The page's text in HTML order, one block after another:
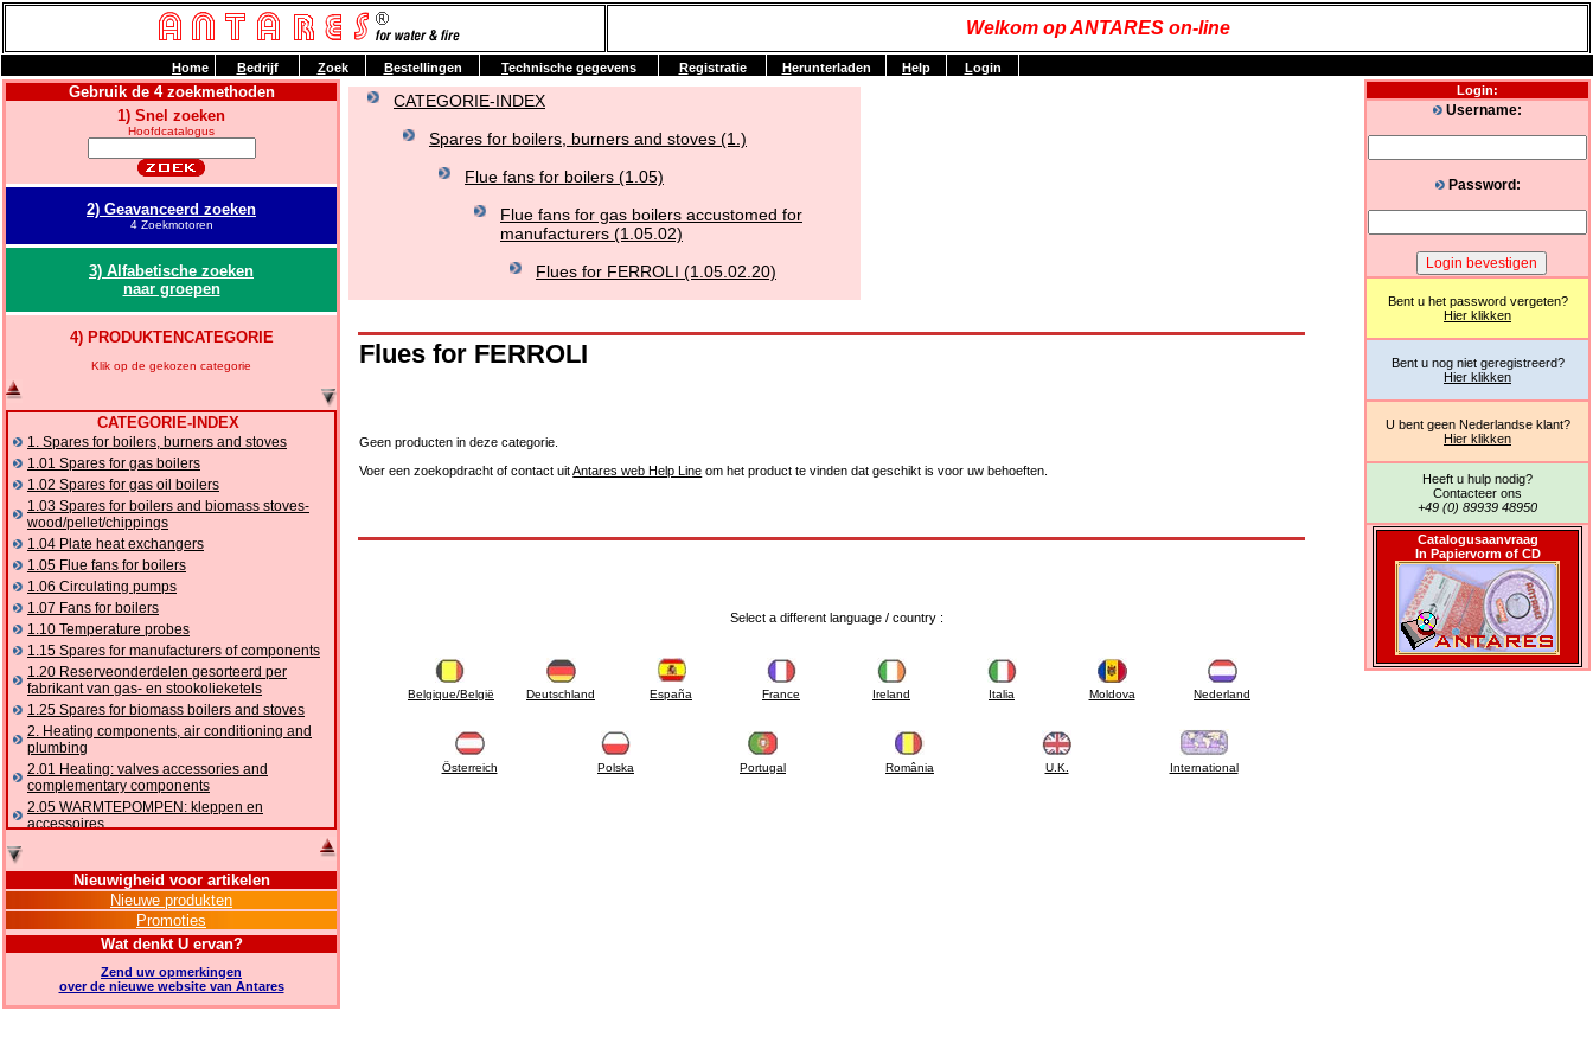
Welkom op ANTARES on-line
Gebruik de 4 zoekmethoden
1) Snel zoeken
Hoofdcatalogus
2) Geavanceerd zoeken
4 Zoekmotoren
3) Alfabetische zoeken
naar groepen
4) PRODUKTENCATEGORIE
Klik op de gekozen categorie
CATEGORIE-INDEX
1. Spares for boilers, burners and stoves
1.01 Spares for gas boilers
1.02 Spares for gas oil boilers
1.03 Spares for boilers and biomass stoves-
wood/pellet/chippings
1.04 Plate heat exchangers
1.05 Flue fans for boilers
1.06 Circulating pumps
1.07 Fans for boilers
1.10 Temperature probes
1.15 Spares for manufacturers of components
1.20 Reserveonderdelen gesorteerd per
fabrikant van gas- en stookolieketels
1.25 Spares for biomass boilers and stoves
2. Heating components, air conditioning and
plumbing
2.01 Heating: valves accessories and
complementary components
2.05 WARMTEPOMPEN: kleppen en
accessoires
complementary components
2.16 Gas: components for pipes,
complementary and accessory
2.17 Gasoil: components for pipes,
2.18 Solar: pipes, valves, complementary and
accessory for solar systems
Nieuwigheid voor artikelen
Nieuwe produkten
Promoties
Wat denkt U ervan?
Zend uw opmerkingen
over de nieuwe website van Antares
CATEGORIE-INDEX
Spares for boilers, burners and stoves (1.)
Flue fans for boilers (1.05)
Flue fans for gas boilers accustomed for
manufacturers (1.05.02)
Flues for FERROLI (1.05.02.20)
Flues for FERROLI
Geen producten in deze categorie.
Voer een zoekopdracht of contact uitAntares web Help Line om het product te vinden dat geschikt is voor uw behoeften.
Select a different language / country :
Belgique/België Deutschland España France Ireland Italia Moldova Nederland
Österreich Polska Portugal România U.K. International
Login:
Username:
Password:
Bent u het password vergeten?
Hier klikken
Bent u nog niet geregistreerd?
Hier klikken
U bent geen Nederlandse klant?
Hier klikken
Heeft u hulp nodig?
Contacteer ons
+49 (0) 89939 48950
Catalogusaanvraag
In Papiervorm of CD
Home Bedrijf Zoek Bestellingen Technische gegevens Registratie Herunterladen Help Login